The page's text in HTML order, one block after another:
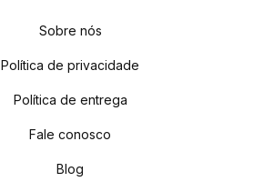
Sobre nós
Política de privacidade
Política de entrega
Fale conosco
Blog